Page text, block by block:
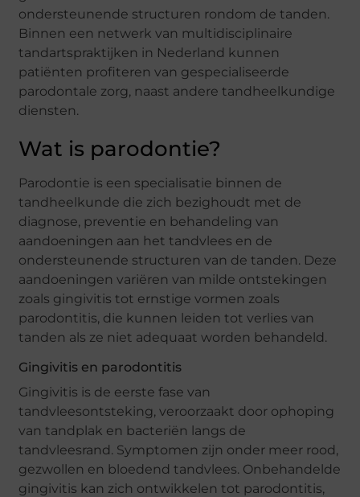
ondersteunende structuren rondom de tanden.
Binnen een netwerk van multidisciplinaire
tandartspraktijken in Nederland kunnen
patiënten profiteren van gespecialiseerde
parodontale zorg, naast andere tandheelkundige
diensten.
Wat is parodontie?
Parodontie is een specialisatie binnen de
tandheelkunde die zich bezighoudt met de
diagnose, preventie en behandeling van
aandoeningen aan het tandvlees en de
ondersteunende structuren van de tanden. Deze
aandoeningen variëren van milde ontstekingen
zoals gingivitis tot ernstige vormen zoals
parodontitis, die kunnen leiden tot verlies van
tanden als ze niet adequaat worden behandeld.
Gingivitis en parodontitis
Gingivitis is de eerste fase van
tandvleesontsteking, veroorzaakt door ophoping
van tandplak en bacteriën langs de
tandvleesrand. Symptomen zijn onder meer rood,
gezwollen en bloedend tandvlees. Onbehandelde
gingivitis kan zich ontwikkelen tot parodontitis,